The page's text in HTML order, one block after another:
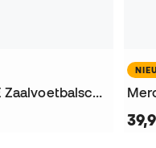
Tiempo Street Gato LE Zaalvoetbalschoenen